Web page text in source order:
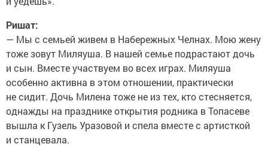
Ришат:
— Мы с семьей живем в Набережных Челнах. Мою жену
тоже зовут Миляуша. В нашей семье подрастают дочь
и сын. Вместе участвуем во всех играх. Миляуша
особенно активна в этом отношении, практически
не сидит. Дочь Милена тоже не из тех, кто стесняется,
однажды на празднике открытия родника в Топасеве
вышла к Гузель Уразовой и спела вместе с артисткой
и станцевала.